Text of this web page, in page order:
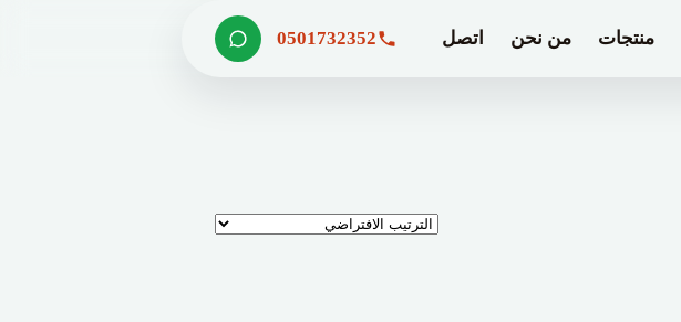
منتجات من نحن اتصل 0501732352